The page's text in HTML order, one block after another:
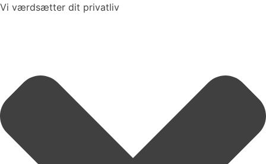
Vi værdsætter dit privatliv